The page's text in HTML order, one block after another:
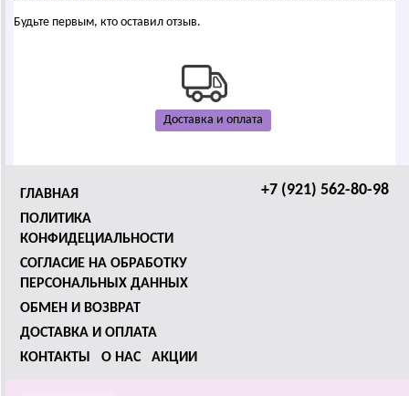
Будьте первым, кто оставил отзыв.
Доставка и оплата
+7 (921) 562-80-98
ГЛАВНАЯ
ПОЛИТИКА
КОНФИДЕЦИАЛЬНОСТИ
СОГЛАСИЕ НА ОБРАБОТКУ
ПЕРСОНАЛЬНЫХ ДАННЫХ
ОБМЕН И ВОЗВРАТ
ДОСТАВКА И ОПЛАТА
КОНТАКТЫ
О НАС АКЦИИ